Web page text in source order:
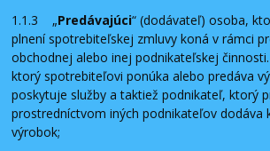
1.1.3 „Predávajúci“ (dodávateľ) osoba,
plnení spotrebiteľskej zmluvy koná v rámci
obchodnej alebo inej podnikateľskej
ktorý spotrebiteľovi ponúka alebo predáva
poskytuje služby a taktiež podnikateľ, ktorý
prostredníctvom iných podnikateľov dodáva
výrobok;